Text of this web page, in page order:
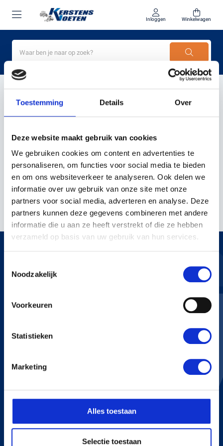
Toestemming Details Over
Deze website maakt gebruik van cookies
We gebruiken cookies om content en advertenties te
personaliseren, om functies voor social media te bieden
en om ons websiteverkeer te analyseren. Ook delen we
informatie over uw gebruik van onze site met onze
partners voor social media, adverteren en analyse. Deze
partners kunnen deze gegevens combineren met andere
informatie die u aan ze heeft verstrekt of die ze hebben
verzameld op basis van uw gebruik van hun services.
Noodzakelijk
Voorkeuren
Statistieken
Marketing
Alles toestaan
Selectie toestaan
Inloggen Winkelwagen
KRESS KR136E
GELUIDSARM
Filter Sorteer
+31 165 534 222
info@kerstensvoeten.nl